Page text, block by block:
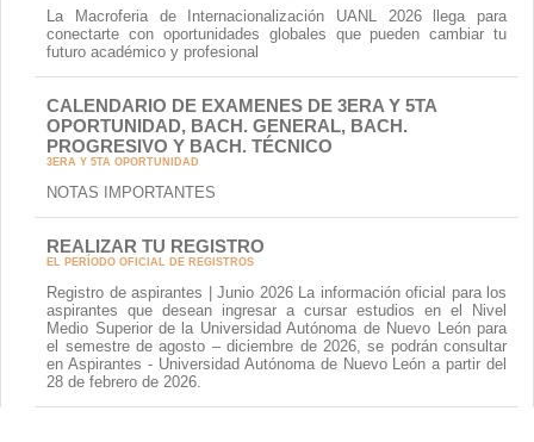
La Macroferia de Internacionalización UANL 2026 llega para
conectarte con oportunidades globales que pueden cambiar tu
futuro académico y profesional
CALENDARIO DE EXAMENES DE 3ERA Y 5TA
OPORTUNIDAD, BACH. GENERAL, BACH.
PROGRESIVO Y BACH. TÉCNICO
3ERA Y 5TA OPORTUNIDAD
NOTAS IMPORTANTES
REALIZAR TU REGISTRO
EL PERÍODO OFICIAL DE REGISTROS
Registro de aspirantes | Junio 2026 La información oficial para los
aspirantes que desean ingresar a cursar estudios en el Nivel
Medio Superior de la Universidad Autónoma de Nuevo León para
el semestre de agosto – diciembre de 2026, se podrán consultar
en Aspirantes - Universidad Autónoma de Nuevo León a partir del
28 de febrero de 2026.